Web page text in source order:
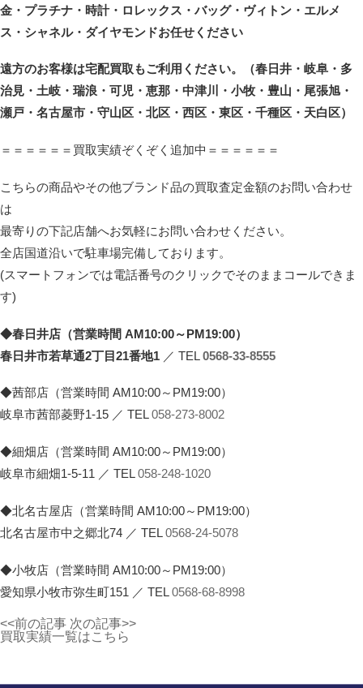
金・プラチナ・時計・ロレックス・バッグ・ヴィトン・エルメ
ス・シャネル・ダイヤモンドお任せください
遠方のお客様は宅配買取もご利用ください。（春日井・岐阜・多
治見・土岐・瑞浪・可児・恵那・中津川・小牧・豊山・尾張旭・
瀬戸・名古屋市・守山区・北区・西区・東区・千種区・天白区）
＝＝＝＝＝＝買取実績ぞくぞく追加中＝＝＝＝＝＝
こちらの商品やその他ブランド品の買取査定金額のお問い合わせ
は
最寄りの下記店舗へお気軽にお問い合わせください。
全店国道沿いで駐車場完備しております。
(スマートフォンでは電話番号のクリックでそのままコールできま
す)
◆春日井店（営業時間 AM10:00～PM19:00）
春日井市若草通2丁目21番地1 ／ TEL0568-33-8555
◆茜部店（営業時間 AM10:00～PM19:00）
岐阜市茜部菱野1-15 ／ TEL058-273-8002
◆細畑店（営業時間 AM10:00～PM19:00）
岐阜市細畑1-5-11 ／ TEL058-248-1020
◆北名古屋店（営業時間 AM10:00～PM19:00）
北名古屋市中之郷北74 ／ TEL0568-24-5078
◆小牧店（営業時間 AM10:00～PM19:00）
愛知県小牧市弥生町151 ／ TEL0568-68-8998
<<前の記事 次の記事>>
買取実績一覧はこちら